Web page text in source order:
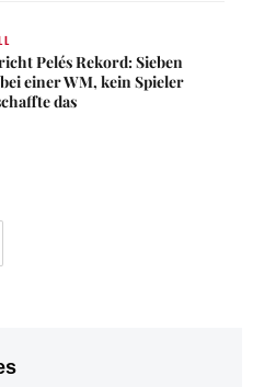
Pelés Rekord: Sieben
einer WM, kein Spieler
das